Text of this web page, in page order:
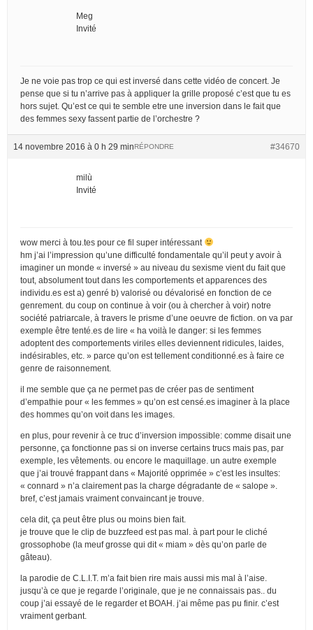
Meg
Invité
Je ne voie pas trop ce qui est inversé dans cette vidéo de concert. Je
pense que si tu n’arrive pas à appliquer la grille proposé c’est que tu es
hors sujet. Qu’est ce qui te semble etre une inversion dans le fait que
des femmes sexy fassent partie de l’orchestre ?
14 novembre 2016 à 0 h 29 min #34670
RÉPONDRE
milù
Invité
wow merci à tou.tes pour ce fil super intéressant
hm j’ai l’impression qu’une difficulté fondamentale qu’il peut y avoir à
imaginer un monde « inversé » au niveau du sexisme vient du fait que
tout, absolument tout dans les comportements et apparences des
individu.es est a) genré b) valorisé ou dévalorisé en fonction de ce
genrement. du coup on continue à voir (ou à chercher à voir) notre
société patriarcale, à travers le prisme d’une oeuvre de fiction. on va par
exemple être tenté.es de lire « ha voilà le danger: si les femmes
adoptent des comportements viriles elles deviennent ridicules, laides,
indésirables, etc. » parce qu’on est tellement conditionné.es à faire ce
genre de raisonnement.
il me semble que ça ne permet pas de créer pas de sentiment
d’empathie pour « les femmes » qu’on est censé.es imaginer à la place
des hommes qu’on voit dans les images.
en plus, pour revenir à ce truc d’inversion impossible: comme disait une
personne, ça fonctionne pas si on inverse certains trucs mais pas, par
exemple, les vêtements. ou encore le maquillage. un autre exemple
que j’ai trouvé frappant dans « Majorité opprimée » c’est les insultes:
« connard » n’a clairement pas la charge dégradante de « salope ».
bref, c’est jamais vraiment convaincant je trouve.
cela dit, ça peut être plus ou moins bien fait.
je trouve que le clip de buzzfeed est pas mal. à part pour le cliché
grossophobe (la meuf grosse qui dit « miam » dès qu’on parle de
gâteau).
la parodie de C.L.I.T. m’a fait bien rire mais aussi mis mal à l’aise.
jusqu’à ce que je regarde l’originale, que je ne connaissais pas.. du
coup j’ai essayé de le regarder et BOAH. j’ai même pas pu finir. c’est
vraiment gerbant.